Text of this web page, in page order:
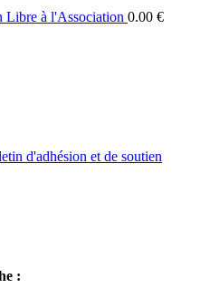
Libre à l'Association 0.00 €
d'adhésion et de soutien
: